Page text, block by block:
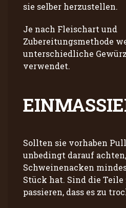
sie selber herzustellen.
Je nach Fleischart und
Zubereitungsmethode
unterschiedliche
verwendet.
Sollten sie vorhaben
unbedingt darauf
Schweinenacken
Stück hat. Sind die
passieren, dass es zu